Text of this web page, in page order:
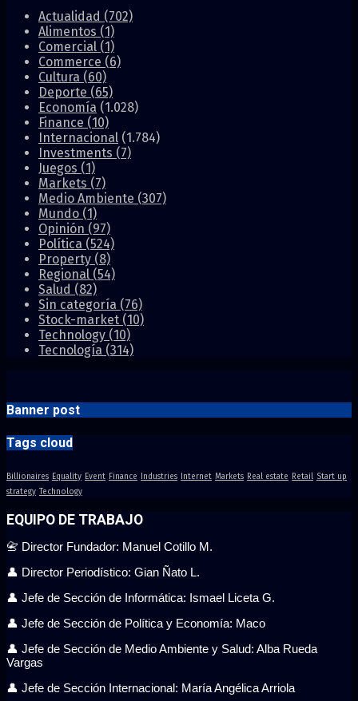
Actualidad (702)
Alimentos (1)
Comercial (1)
Commerce (6)
Cultura (60)
Deporte (65)
Economía (1.028)
Finance (10)
Internacional (1.784)
Investments (7)
Juegos (1)
Markets (7)
Medio Ambiente (307)
Mundo (1)
Opinión (97)
Política (524)
Property (8)
Regional (54)
Salud (82)
Sin categoría (76)
Stock-market (10)
Technology (10)
Tecnología (314)
Banner post
Tags cloud
Billionaires Equality Event Finance Industries Internet Markets Real estate Retail Start up
strategy Technology
EQUIPO DE TRABAJO
📇 Director Fundador: Manuel Cotillo M.
👤 Director Periodístico: Gian Ñato L.
👤 Jefe de Sección de Informática: Ismael Liceta G.
👤 Jefe de Sección de Política y Economía: Maco
👤 Jefe de Sección de Medio Ambiente y Salud: Alba Rueda
Vargas
👤 Jefe de Sección Internacional: María Angélica Arriola